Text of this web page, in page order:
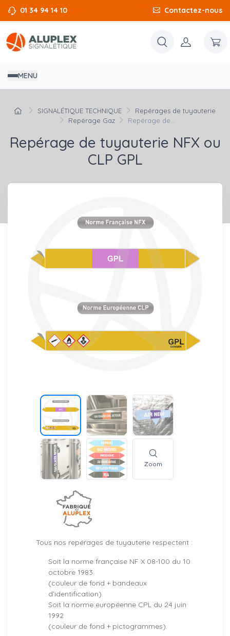
01 34 94 14 10 Contactez-nous
MENU
SIGNALÉTIQUE TECHNIQUE
Repérages de tuyauterie
Repérage Gaz
Repérage de...
Repérage de tuyauterie NFX ou
CLP GPL
Zoom
Tous nos repérages de tuyauterie respectent :
Soit la norme française NF X 08-100 du 10
octobre 1983
(couleur de fond + bandeaux
d’identification).
Soit la norme européenne CPL du 24 juin
1992
(couleur de fond + pictogrammes).